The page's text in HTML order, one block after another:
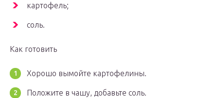
картофель;
соль.
Как готовить
Хорошо вымойте картофелины.
Положите в чашу, добавьте соль.